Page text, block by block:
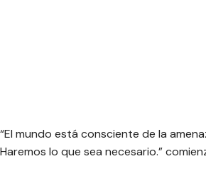
“El mundo está consciente de la
Haremos lo que sea necesario.”